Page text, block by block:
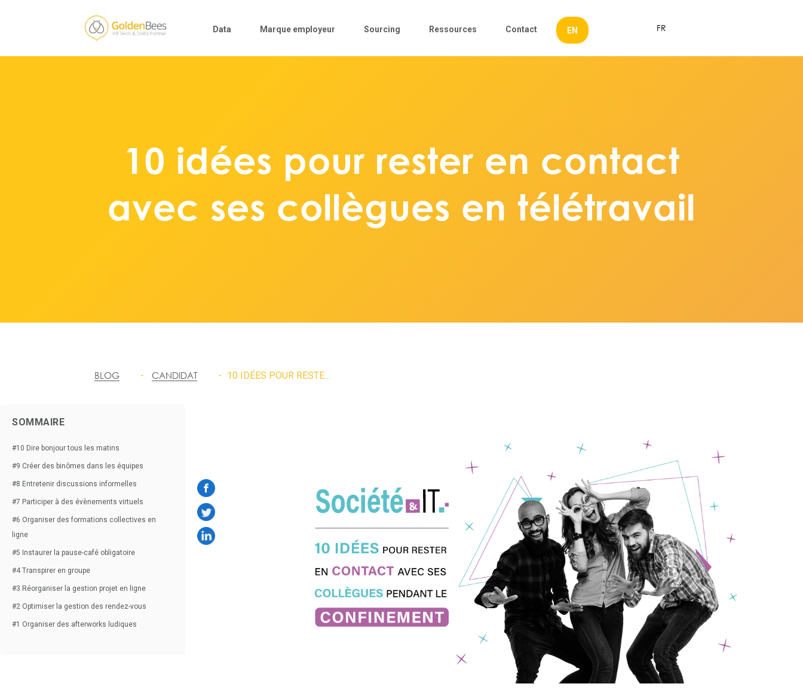
Data Marque employeur Sourcing Ressources Contact EN FR
10 idées pour rester en contact
avec ses collègues en télétravail
BLOG CANDIDAT 10 IDÉES POUR RESTER EN CONTACT AVEC SES COLLÈGUES EN TÉLÉTRAVAIL
SOMMAIRE
#10 Dire bonjour tous les matins
#9 Créer des binômes dans les équipes
#8 Entretenir discussions informelles
#7 Participer à des évènements virtuels
#6 Organiser des formations collectives en
ligne
#5 Instaurer la pause-café obligatoire
#4 Transpirer en groupe
#3 Réorganiser la gestion projet en ligne
#2 Optimiser la gestion des rendez-vous
#1 Organiser des afterworks ludiques